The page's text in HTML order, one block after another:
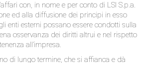
con, in nome e per conto di LSI S.p.a.
ed alla diffusione dei principi in esso
enti esterni possano essere condotti sulla
osservanza dei diritti altrui e nel rispetto
all’impresa.
di lungo termine, che si affianca e dà